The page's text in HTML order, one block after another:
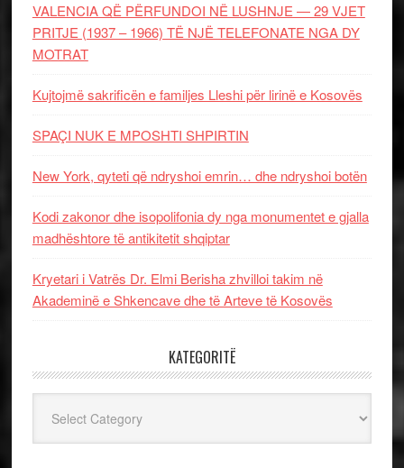
VALENCIA QË PËRFUNDOI NË LUSHNJE — 29 VJET
PRITJE (1937 – 1966) TË NJË TELEFONATE NGA DY
MOTRAT
Kujtojmë sakrificën e familjes Lleshi për lirinë e Kosovës
SPAÇI NUK E MPOSHTI SHPIRTIN
New York, qyteti që ndryshoi emrin… dhe ndryshoi botën
Kodi zakonor dhe isopolifonia dy nga monumentet e gjalla
madhështore të antikitetit shqiptar
Kryetari i Vatrës Dr. Elmi Berisha zhvilloi takim në
Akademinë e Shkencave dhe të Arteve të Kosovës
KATEGORITË